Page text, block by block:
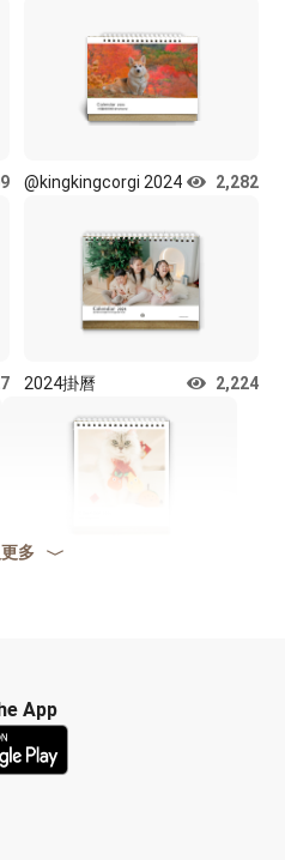
@kingkingcorgi 2024 2,282
2024掛曆 2,224
多
App